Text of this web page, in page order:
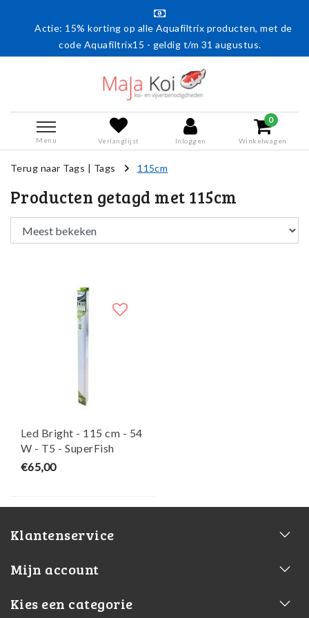
Actie: 15% korting op alle Aquafiltrix producten, met de
code Aquafiltrix15 - geldig t/m 31 augustus.
Menu Verlanglijst Inloggen
0
Winkelwagen
Terug naar Tags | Tags 115cm
Producten getagd met 115cm
Led Bright - 115 cm - 54
W - T5 - SuperFish
€65,00
Klantenservice
Mijn account
Kies een categorie